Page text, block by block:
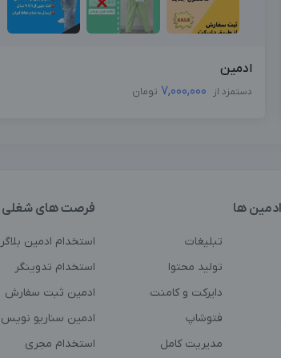
ادمین
دستمزد از 7,000,000 تومان
ها
تبلیغات
تولید محتوا
دایرکت و کامنت
فتوشاپ
مدیریت کامل
فرصت های شغلی
استخدام ادمین بلاگر
استخدام تدوینگر
ادمین ثبت سفارش
ادمین سناریو نویس
استخدام مجری